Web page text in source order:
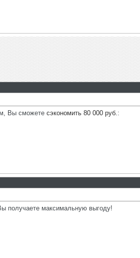
Вы сможете сэкономить 80 000 руб.:
получаете максимальную выгоду!